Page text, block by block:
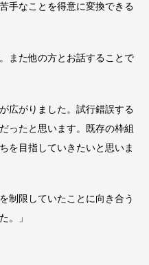
手なことを得意に変換できる
また他の方とお話することで
広がりました。試行錯誤する
ったと思います。既存の枠組
を目指していきたいと思いま
制限していたことに向き合う
。」